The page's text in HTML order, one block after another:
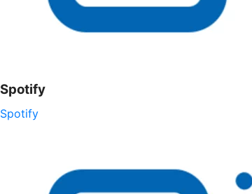
Spotify
Spotify